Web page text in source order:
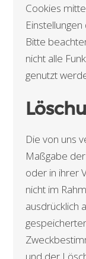
Cookies
Bitte
nicht alle
genutzt
Die von uns
Maßgabe
oder in ihrer
nicht im
ausdrücklich